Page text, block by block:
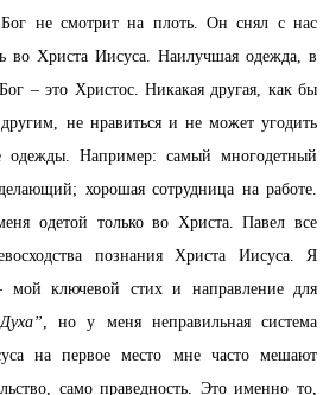
не смотрит на плоть. Он снял с нас
во Христа Иисуса. Наилучшая одежда, в
– это Христос. Никакая другая, как бы
не нравиться и не может угодить
одежды. Например: самый многодетный
хорошая сотрудница на работе.
одетой только во Христа. Павел все
познания Христа Иисуса. Я
ключевой стих и направление для
, но у меня неправильная система
на первое место мне часто мешают
само праведность. Это именно то,